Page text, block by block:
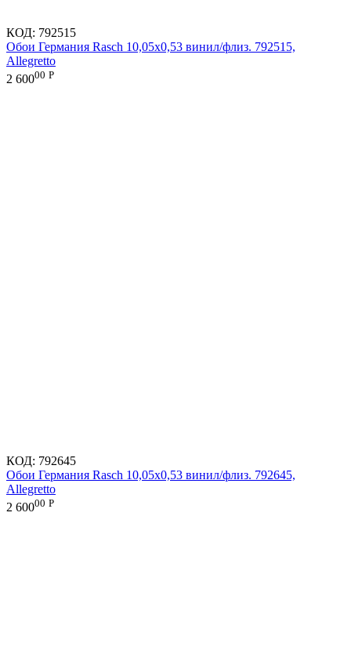
КОД: 792515
Обои Германия Rasch 10,05x0,53 винил/флиз. 792515,
Allegretto
2 60000 Р
КОД: 792645
Обои Германия Rasch 10,05x0,53 винил/флиз. 792645,
Allegretto
2 60000 Р